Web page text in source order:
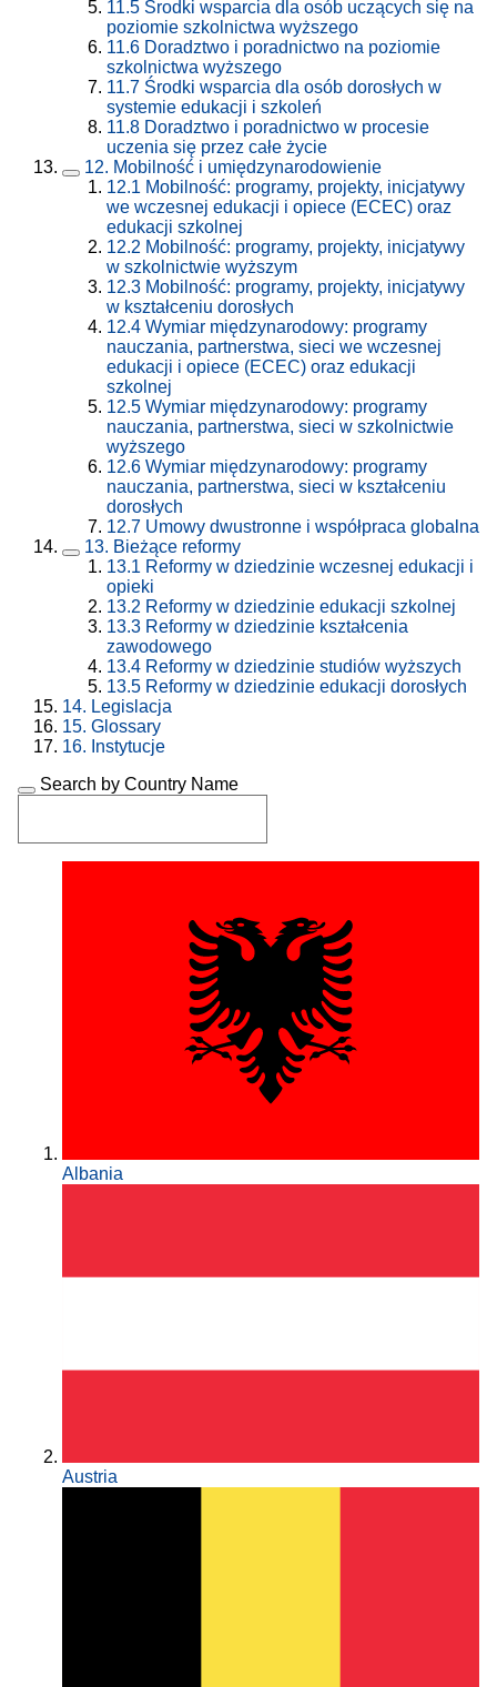
11.5 Środki wsparcia dla osób uczących się na
poziomie szkolnictwa wyższego
11.6 Doradztwo i poradnictwo na poziomie
szkolnictwa wyższego
11.7 Środki wsparcia dla osób dorosłych w
systemie edukacji i szkoleń
11.8 Doradztwo i poradnictwo w procesie
uczenia się przez całe życie
12. Mobilność i umiędzynarodowienie
12.1 Mobilność: programy, projekty, inicjatywy
we wczesnej edukacji i opiece (ECEC) oraz
edukacji szkolnej
12.2 Mobilność: programy, projekty, inicjatywy
w szkolnictwie wyższym
12.3 Mobilność: programy, projekty, inicjatywy
w kształceniu dorosłych
12.4 Wymiar międzynarodowy: programy
nauczania, partnerstwa, sieci we wczesnej
edukacji i opiece (ECEC) oraz edukacji
szkolnej
12.5 Wymiar międzynarodowy: programy
nauczania, partnerstwa, sieci w szkolnictwie
wyższego
12.6 Wymiar międzynarodowy: programy
nauczania, partnerstwa, sieci w kształceniu
dorosłych
12.7 Umowy dwustronne i współpraca globalna
13. Bieżące reformy
13.1 Reformy w dziedzinie wczesnej edukacji i
opieki
13.2 Reformy w dziedzinie edukacji szkolnej
13.3 Reformy w dziedzinie kształcenia
zawodowego
13.4 Reformy w dziedzinie studiów wyższych
13.5 Reformy w dziedzinie edukacji dorosłych
14. Legislacja
15. Glossary
16. Instytucje
Search by Country Name
Albania
Austria